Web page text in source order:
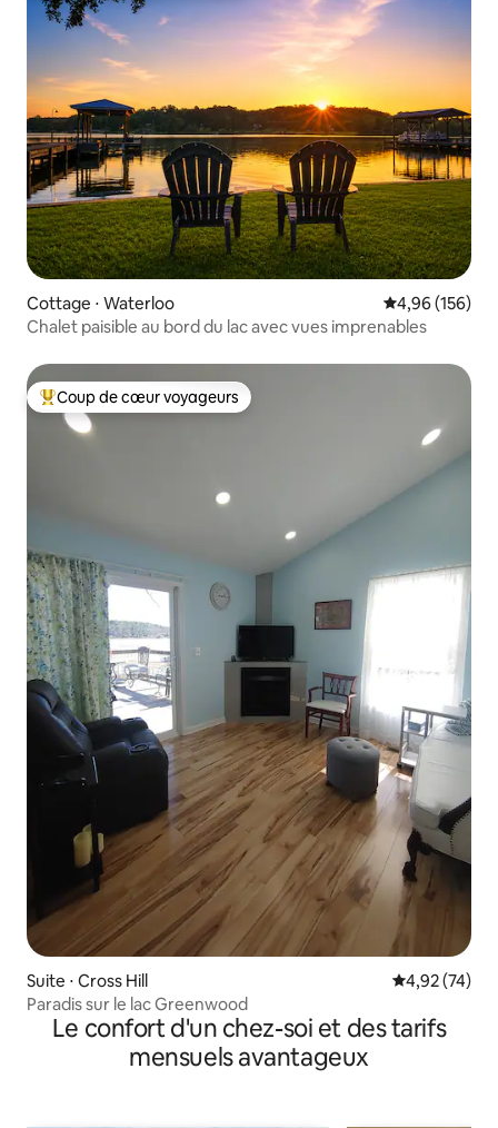
Cottage ⋅ Waterloo Évaluation
4,96 (156)
Chalet paisible au bord du lac avec vues imprenables
Coups de cœur voyageurs les plus appréciés
Coup de cœur voyageurs
Suite ⋅ Cross Hill Évaluation
4,92 (74)
Paradis sur le lac Greenwood
Le confort d'un chez-soi et des tarifs
mensuels avantageux